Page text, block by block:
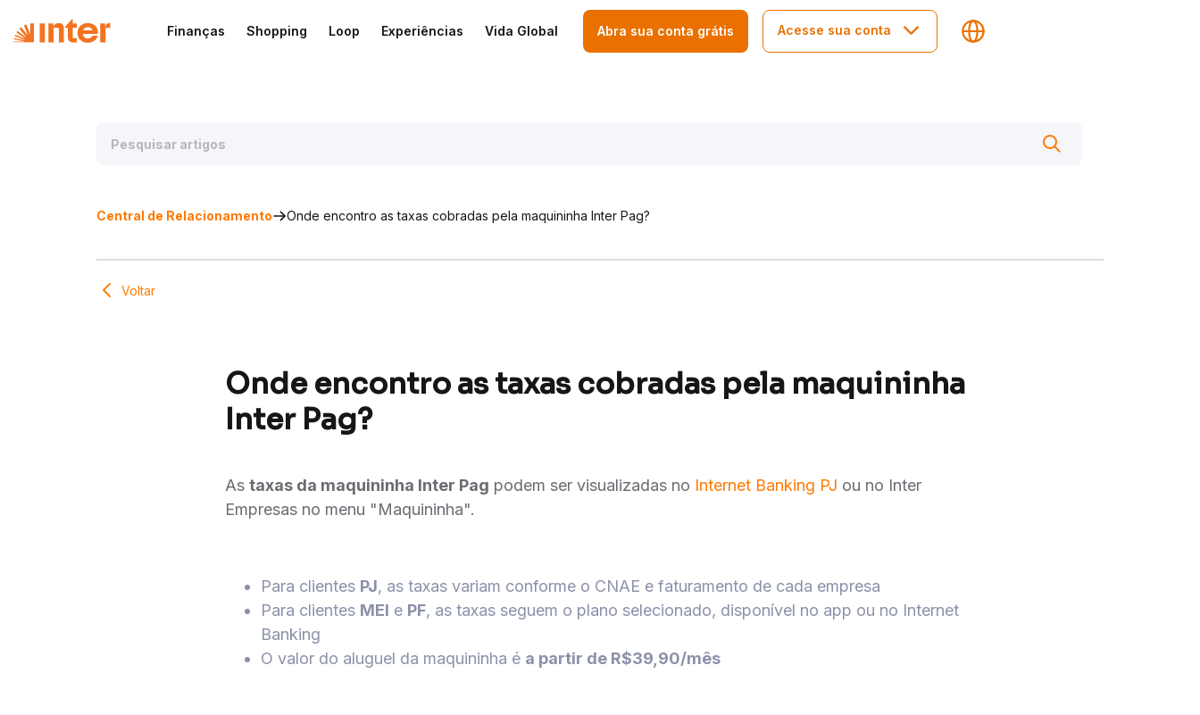
Finanças Shopping Loop Experiências Vida Global Abra sua conta grátis Acesse sua conta
Central de Relacionamento Onde encontro as taxas cobradas pela maquininha Inter Pag?
Voltar
Onde encontro as taxas cobradas pela maquininha
Inter Pag?
As taxas da maquininha Inter Pag podem ser visualizadas no Internet Banking PJ ou no Inter
Empresas no menu "Maquininha".
Para clientes PJ, as taxas variam conforme o CNAE e faturamento de cada empresa
Para clientes MEI e PF, as taxas seguem o plano selecionado, disponível no app ou no Internet
Banking
O valor do aluguel da maquininha é a partir de R$39,90/mês